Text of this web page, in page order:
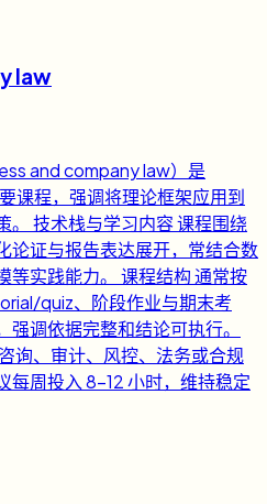
law
and company law）是
课程，强调将理论框架应用到
。 技术栈与学习内容 课程围绕
论证与报告表达展开，常结合数
等实践能力。 课程结构 通常按
quiz、阶段作业与期末考
调依据完整和结论可执行。
询、审计、风控、法务或合规
每周投入 8-12 小时，维持稳定